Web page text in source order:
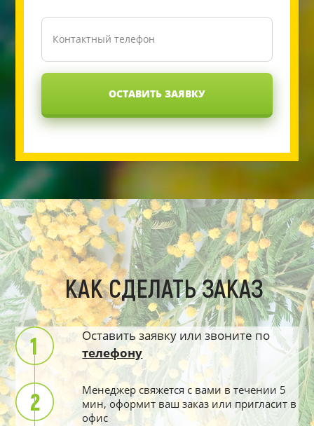
ОСТАВИТЬ ЗАЯВКУ
КАК СДЕЛАТЬ ЗАКАЗ
Оставить заявку или звоните по
телефону
Менеджер свяжется с вами в течении 5
мин, оформит ваш заказ или пригласит в
офис